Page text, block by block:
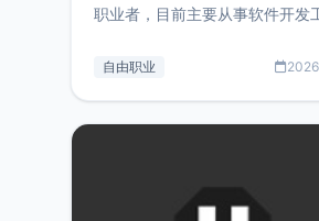
职业者，目前主要从事软件开发
的总结，内容主要包括：工作、
自由职业